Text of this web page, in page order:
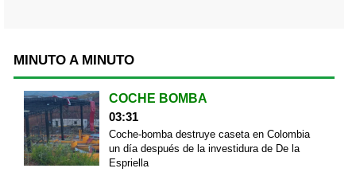
MINUTO A MINUTO
COCHE BOMBA
03:31
Coche-bomba destruye caseta en Colombia
un día después de la investidura de De la
Espriella